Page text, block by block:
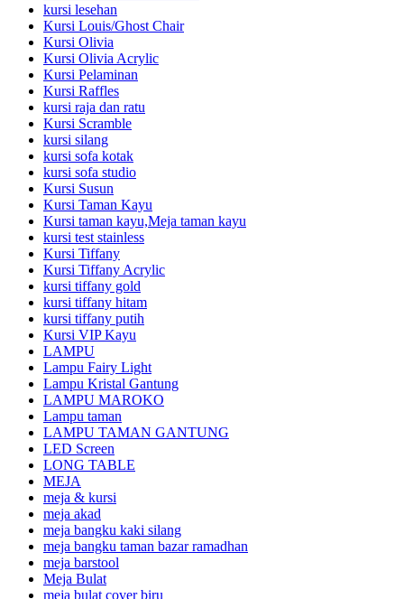
kursi lesehan
Kursi Louis/Ghost Chair
Kursi Olivia
Kursi Olivia Acrylic
Kursi Pelaminan
Kursi Raffles
kursi raja dan ratu
Kursi Scramble
kursi silang
kursi sofa kotak
kursi sofa studio
Kursi Susun
Kursi Taman Kayu
Kursi taman kayu,Meja taman kayu
kursi test stainless
Kursi Tiffany
Kursi Tiffany Acrylic
kursi tiffany gold
kursi tiffany hitam
kursi tiffany putih
Kursi VIP Kayu
LAMPU
Lampu Fairy Light
Lampu Kristal Gantung
LAMPU MAROKO
Lampu taman
LAMPU TAMAN GANTUNG
LED Screen
LONG TABLE
MEJA
meja & kursi
meja akad
meja bangku kaki silang
meja bangku taman bazar ramadhan
meja barstool
Meja Bulat
meja bulat cover biru